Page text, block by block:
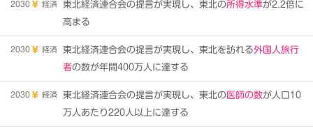
2030 経済 東北経済連合会の提言が実現し、東北の所得水準が2.2倍に
高まる
2030 経済 東北経済連合会の提言が実現し、東北を訪れる外国人旅行
者の数が年間400万人に達する
2030 経済 東北経済連合会の提言が実現し、東北の医師の数が人口10
万人あたり220人以上に達する